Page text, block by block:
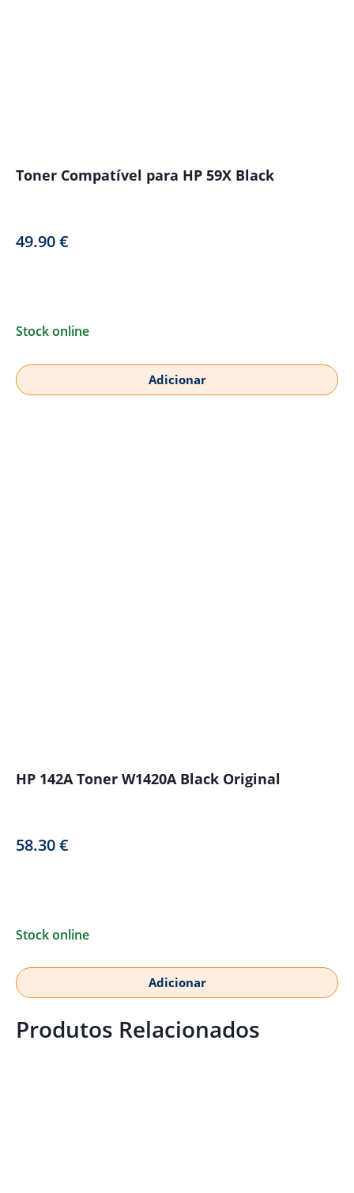
Toner Compatível para HP 59X Black
49.90€
Stock online
Adicionar
HP 142A Toner W1420A Black Original
58.30€
Stock online
Adicionar
Produtos Relacionados